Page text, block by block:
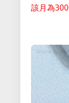
該月為